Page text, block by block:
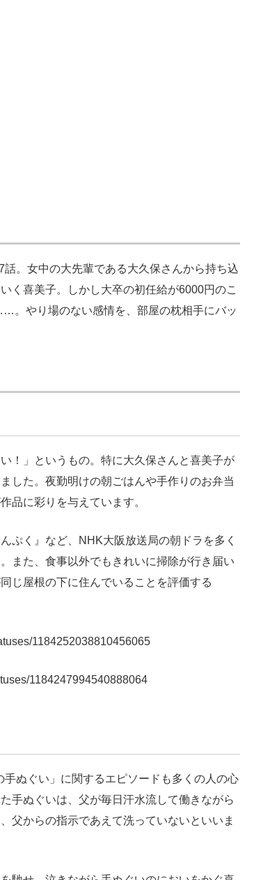
。女中の大先輩である大久保さんから持ち込
く喜美子。しかし大卒の初任給が6000円のこ
。やり場のない感情を、部屋の枕相手にバッ
！」というもの。特に大久保さんと喜美子が
した。夜勤明けの朝ごはんや手作りのお弁当
品に彩りを与えています。
ぷく』など、NHK大阪放送局の朝ドラを多く
また、食事以外でもきれいに掃除が行き届い
じ屋根の下に住んでいることを評価する
1184252038810456065
1184247994540888064
ぬぐい」に関するエピソードも多くの人の心
手ぬぐいは、父が毎日汗水流して働きながら
父からの指示であえて洗っていないといいま